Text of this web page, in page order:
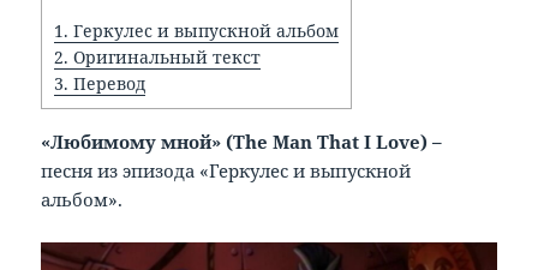
1. Геркулес и выпускной альбом
2. Оригинальный текст
3. Перевод
«Любимому мной» (TheManThatILove) –
песня из эпизода «Геркулес и выпускной
альбом».